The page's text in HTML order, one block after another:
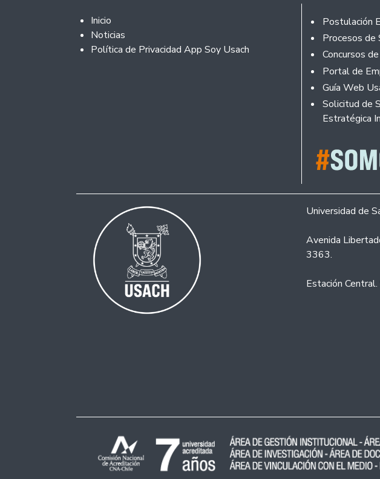
Footer 2
Inicio
Noticias
Política de Privacidad App Soy Usach
Footer
Postulación
Procesos de
Concursos
Portal de
Guía Web
Solicitud de
Estratégica
Universidad de
Avenida
3363.
Estación